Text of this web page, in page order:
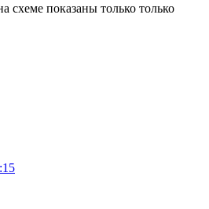
схеме показаны только только